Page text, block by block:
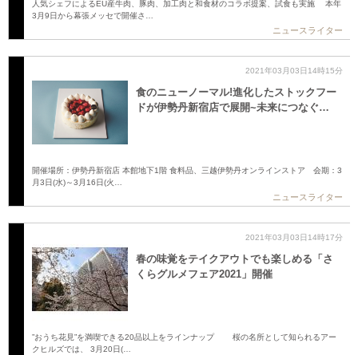
人気シェフによるEU産牛肉、豚肉、加工肉と和食材のコラボ提案、試食も実施 本年
3月9日から幕張メッセで開催さ…
ニュースライター
2021年03月03日14時15分
食のニューノーマル!進化したストックフー
ドが伊勢丹新宿店で展開~未来につなぐ…
開催場所：伊勢丹新宿店 本館地下1階 食料品、三越伊勢丹オンラインストア 会期：3
月3日(水)～3月16日(火…
ニュースライター
2021年03月03日14時17分
春の味覚をテイクアウトでも楽しめる「さ
くらグルメフェア2021」開催
”おうち花見”を満喫できる20品以上をラインナップ 桜の名所として知られるアー
クヒルズでは、 3月20日(…